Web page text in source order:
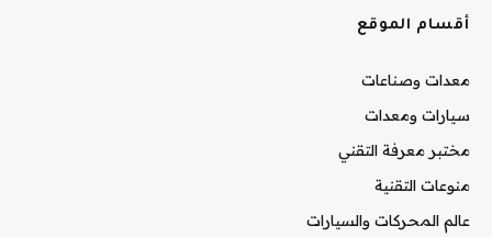
أقسام الموقع
معدات وصناعات
سيارات ومعدات
مختبر معرفة التقني
منوعات التقنية
عالم المحركات والسيارات